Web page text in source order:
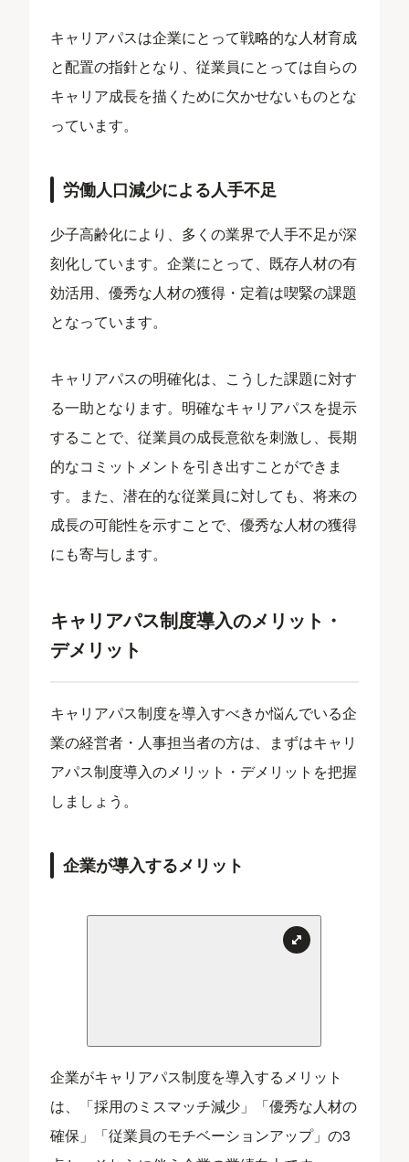
キャリアパスは企業にとって戦略的な人材育成
と配置の指針となり、従業員にとっては自らの
キャリア成長を描くために欠かせないものとな
っています。
労働人口減少による人手不足
少子高齢化により、多くの業界で人手不足が深
刻化しています。企業にとって、既存人材の有
効活用、優秀な人材の獲得・定着は喫緊の課題
となっています。
キャリアパスの明確化は、こうした課題に対す
る一助となります。明確なキャリアパスを提示
することで、従業員の成長意欲を刺激し、長期
的なコミットメントを引き出すことができま
す。また、潜在的な従業員に対しても、将来の
成長の可能性を示すことで、優秀な人材の獲得
にも寄与します。
キャリアパス制度導入のメリット・
デメリット
キャリアパス制度を導入すべきか悩んでいる企
業の経営者・人事担当者の方は、まずはキャリ
アパス制度導入のメリット・デメリットを把握
しましょう。
企業が導入するメリット
企業がキャリアパス制度を導入するメリット
は、「採用のミスマッチ減少」「優秀な人材の
確保」「従業員のモチベーションアップ」の3